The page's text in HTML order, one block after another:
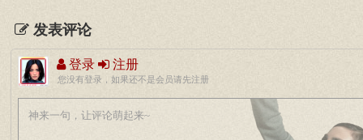
发表评论
登录 注册
您没有登录，如果还不是会员请先注册